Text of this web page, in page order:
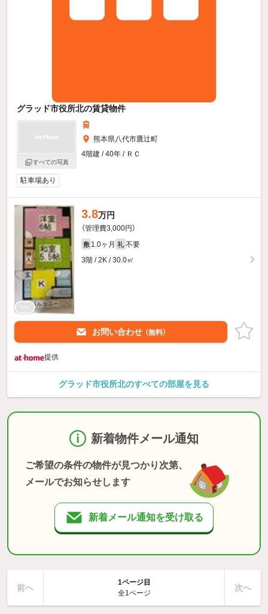
グラッド市役所北の賃貸物件
すべての写真
熊本県八代市鷹辻町
4階建 / 40年 / ＲＣ
駐車場あり
3.8万円
（管理費3,000円）
敷 1.0ヶ月 礼 不要
3階 / 2K / 30.0㎡
お問い合わせ （無料）
提供
グラッド市役所北のすべての部屋を見る
新着物件メール通知
ご希望の条件の物件が見つかり次第、
メールでお知らせします
新着メール通知を受け取る
前へ
1ページ目
全1ページ
次へ